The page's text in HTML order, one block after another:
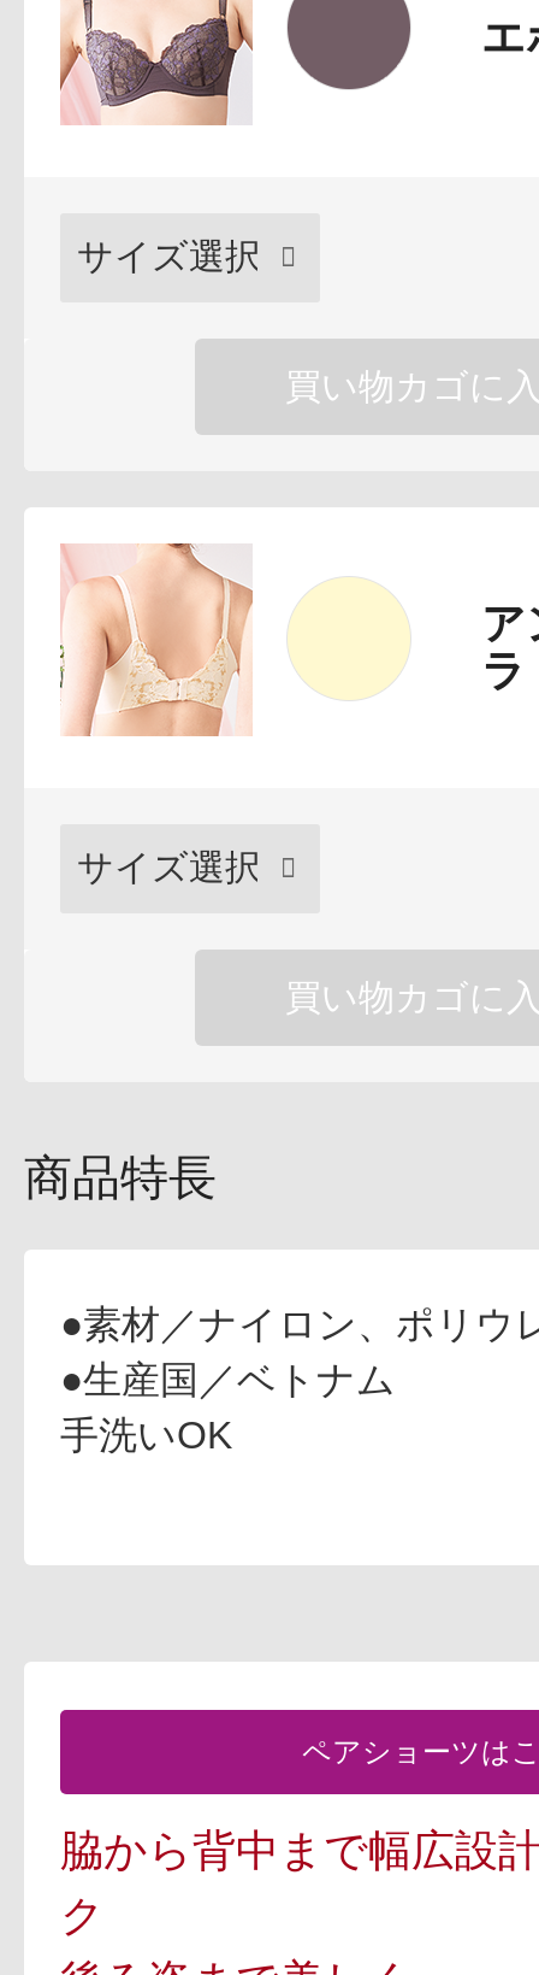
メイクアップ
健康食品／サプ
ファッション
ギフト
エ
買い物カゴに
ア
ラ
買い物カゴに
商品特長
●素材／ナイロン、ポリウ
●生産国／ベトナム
手洗いOK
ペアショーツは
脇から背中まで幅広設
ク